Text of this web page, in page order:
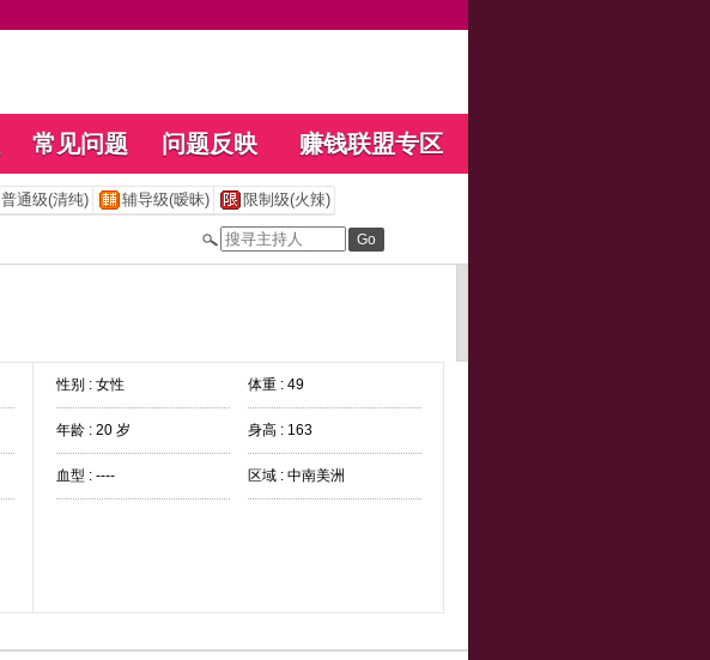
常见问题 问题反映 赚钱联盟专区
普通级(清纯) 辅导级(暧昧) 限制级(火辣)
性别 : 女性 体重 : 49
年龄 : 20 岁 身高 : 163
血型 : ---- 区域 : 中南美洲